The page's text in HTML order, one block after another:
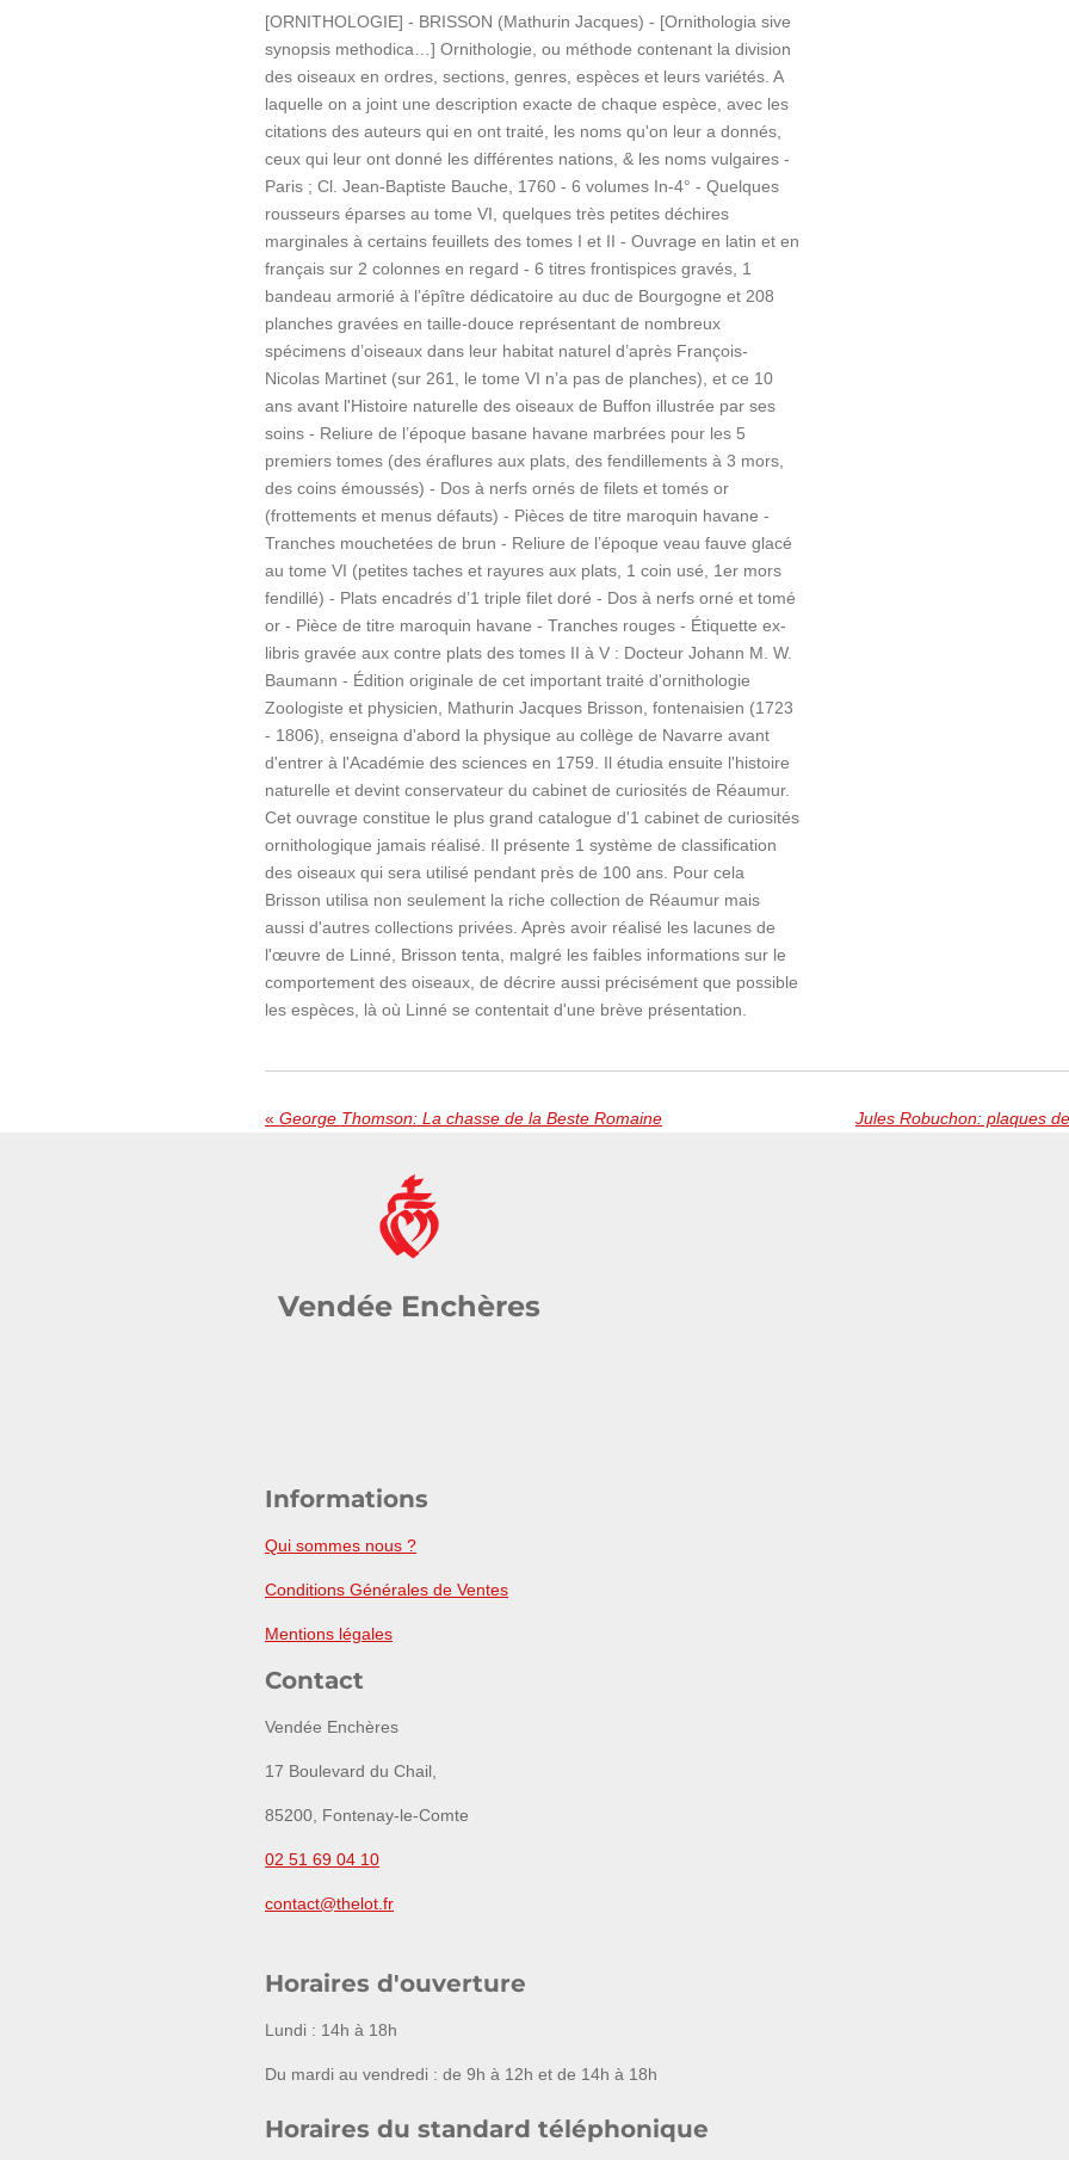
[ORNITHOLOGIE] - BRISSON (Mathurin Jacques) - [Ornithologia sive
synopsis methodica…] Ornithologie, ou méthode contenant la division
des oiseaux en ordres, sections, genres, espèces et leurs variétés. A
laquelle on a joint une description exacte de chaque espèce, avec les
citations des auteurs qui en ont traité, les noms qu'on leur a donnés,
ceux qui leur ont donné les différentes nations, & les noms vulgaires -
Paris ; Cl. Jean-Baptiste Bauche, 1760 - 6 volumes In-4° - Quelques
rousseurs éparses au tome VI, quelques très petites déchires
marginales à certains feuillets des tomes I et II - Ouvrage en latin et en
français sur 2 colonnes en regard - 6 titres frontispices gravés, 1
bandeau armorié à l’épître dédicatoire au duc de Bourgogne et 208
planches gravées en taille-douce représentant de nombreux
spécimens d’oiseaux dans leur habitat naturel d’après François-
Nicolas Martinet (sur 261, le tome VI n’a pas de planches), et ce 10
ans avant l'Histoire naturelle des oiseaux de Buffon illustrée par ses
soins - Reliure de l’époque basane havane marbrées pour les 5
premiers tomes (des éraflures aux plats, des fendillements à 3 mors,
des coins émoussés) - Dos à nerfs ornés de filets et tomés or
(frottements et menus défauts) - Pièces de titre maroquin havane -
Tranches mouchetées de brun - Reliure de l’époque veau fauve glacé
au tome VI (petites taches et rayures aux plats, 1 coin usé, 1er mors
fendillé) - Plats encadrés d’1 triple filet doré - Dos à nerfs orné et tomé
or - Pièce de titre maroquin havane - Tranches rouges - Étiquette ex-
libris gravée aux contre plats des tomes II à V : Docteur Johann M. W.
Baumann - Édition originale de cet important traité d'ornithologie
Zoologiste et physicien, Mathurin Jacques Brisson, fontenaisien (1723
- 1806), enseigna d'abord la physique au collège de Navarre avant
d'entrer à l'Académie des sciences en 1759. Il étudia ensuite l'histoire
naturelle et devint conservateur du cabinet de curiosités de Réaumur.
Cet ouvrage constitue le plus grand catalogue d'1 cabinet de curiosités
ornithologique jamais réalisé. Il présente 1 système de classification
des oiseaux qui sera utilisé pendant près de 100 ans. Pour cela
Brisson utilisa non seulement la riche collection de Réaumur mais
aussi d'autres collections privées. Après avoir réalisé les lacunes de
l'œuvre de Linné, Brisson tenta, malgré les faibles informations sur le
comportement des oiseaux, de décrire aussi précisément que possible
les espèces, là où Linné se contentait d'une brève présentation.
« George Thomson: La chasse de la Beste Romaine
Vendée Enchères
Informations
Qui sommes nous ?
Conditions Générales de Ventes
Mentions légales
Contact
Vendée Enchères
17 Boulevard du Chail,
85200, Fontenay-le-Comte
02 51 69 04 10
contact@thelot.fr
Horaires d'ouverture
Lundi : 14h à 18h
Du mardi au vendredi : de 9h à 12h et de 14h à 18h
Horaires du standard téléphonique